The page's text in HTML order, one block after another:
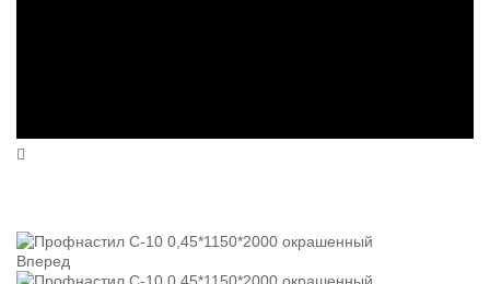
Вперед